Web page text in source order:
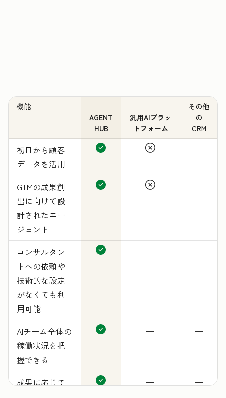
機能
AGENT
HUB
汎用AIプラッ
トフォーム
その他
の
CRM
初日から顧客
データを活用
—
GTMの成果創
出に向けて設
計されたエー
ジェント
—
コンサルタン
トへの依頼や
技術的な設定
がなくても利
用可能
— —
AIチーム全体の
稼働状況を把
握できる
— —
成果に応じて
—
—